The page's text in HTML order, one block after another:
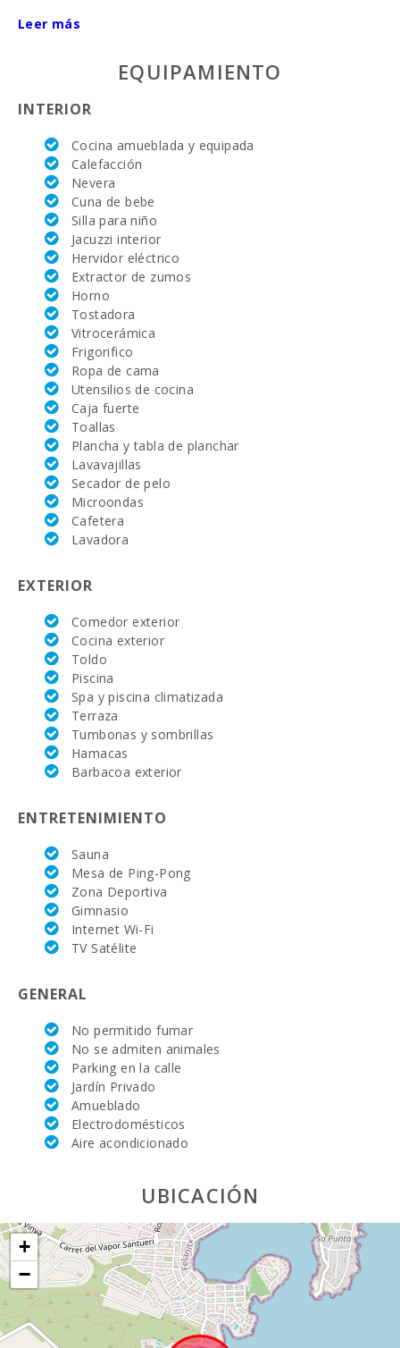
Nº de
Superficie
casa (m2):
Dormitorio
con dos
camas
individuales
(90X200):
Dormitorio
quadruple:
Nº de
personas:
Terraza
(m2):
Leer más
EQUIPAMIENTO
INTERIOR
Cocina amueblada y equipada
Calefacción
Nevera
Cuna de bebe
Silla para niño
Jacuzzi interior
Hervidor eléctrico
Extractor de zumos
Horno
Tostadora
Vitrocerámica
Frigorifico
Ropa de cama
Utensilios de cocina
Caja fuerte
Toallas
Plancha y tabla de planchar
Lavavajillas
Secador de pelo
Microondas
Cafetera
Lavadora
EXTERIOR
Comedor exterior
Cocina exterior
Toldo
Piscina
Spa y piscina climatizada
Terraza
Tumbonas y sombrillas
Hamacas
Barbacoa exterior
ENTRETENIMIENTO
Sauna
Mesa de Ping-Pong
Zona Deportiva
Gimnasio
Internet Wi-Fi
TV Satélite
GENERAL
No permitido fumar
No se admiten animales
Parking en la calle
Jardín Privado
Amueblado
Electrodomésticos
Aire acondicionado
UBICACIÓN
+
−